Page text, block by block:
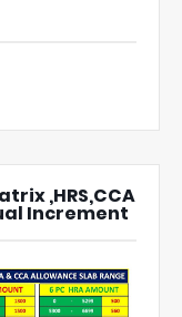
,HRS,CCA
Increment